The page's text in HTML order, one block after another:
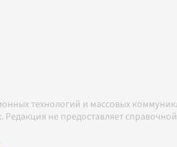
технологий и массовых
Редакция не предоставляет